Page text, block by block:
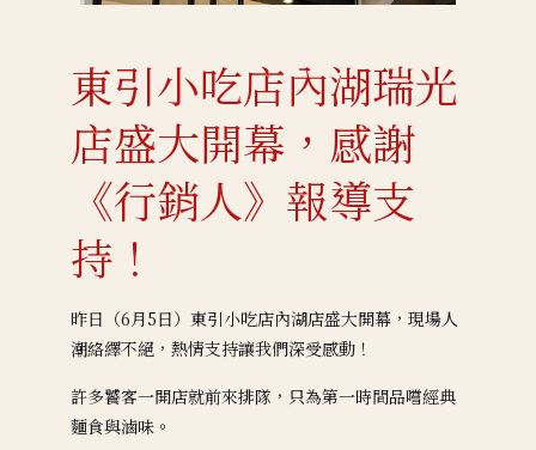
東引小吃店內湖瑞光
店盛大開幕，感謝
《行銷人》報導支
持！
昨日（6月5日）東引小吃店內湖店盛大開幕，現場人
潮絡繹不絕，熱情支持讓我們深受感動！
許多饕客一開店就前來排隊，只為第一時間品嚐經典
麵食與滷味。